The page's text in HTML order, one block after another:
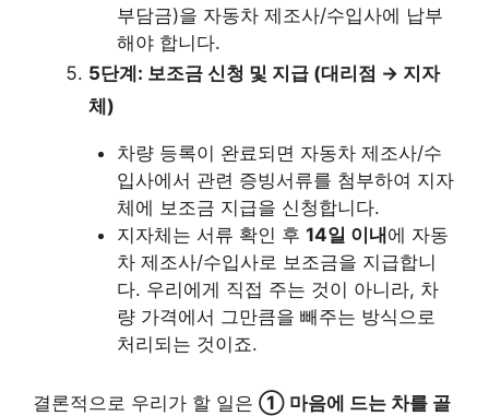
부담금)을 자동차 제조사/수입사에 납부
해야 합니다.
5단계: 보조금 신청 및 지급 (대리점 → 지자
체)
차량 등록이 완료되면 자동차 제조사/수
입사에서 관련 증빙서류를 첨부하여 지자
체에 보조금 지급을 신청합니다.
지자체는 서류 확인 후 14일 이내 에 자동
차 제조사/수입사로 보조금을 지급합니
다. 우리에게 직접 주는 것이 아니라, 차
량 가격에서 그만큼을 빼주는 방식으로
처리되는 것이죠.
결론적으로 우리가 할 일은 ① 마음에 드는 차를 골